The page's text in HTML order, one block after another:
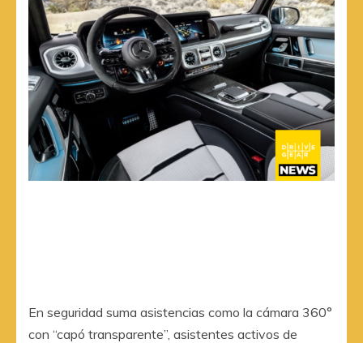
En seguridad suma asistencias como la cámara 360°
con “capó transparente”, asistentes activos de